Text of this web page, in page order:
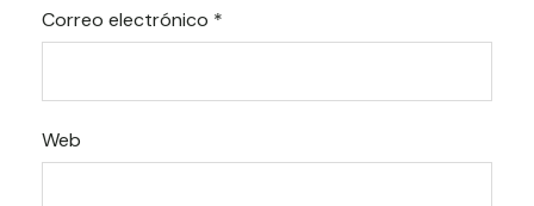
Correo electrónico *
Web